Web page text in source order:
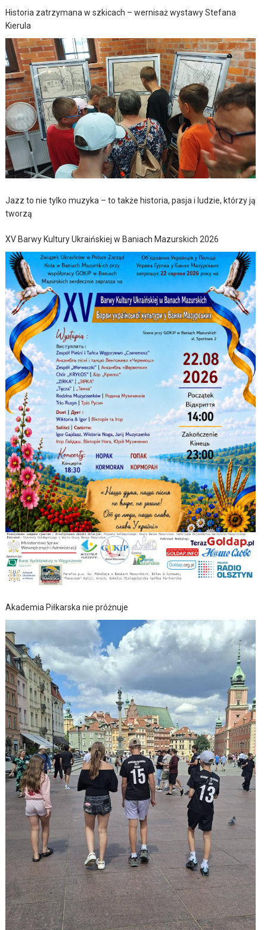
Historia zatrzymana w szkicach – wernisaż wystawy Stefana
Kierula
Jazz to nie tylko muzyka – to także historia, pasja i ludzie, którzy ją
tworzą
XV Barwy Kultury Ukraińskiej w Baniach Mazurskich 2026
Akademia Piłkarska nie próżnuje